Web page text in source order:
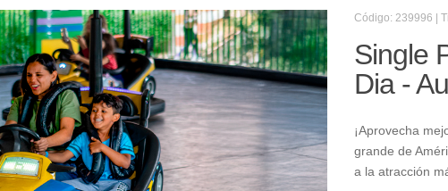
Código: 239996 |
Single
Dia -
¡Aprovecha
grande de
a la atracción